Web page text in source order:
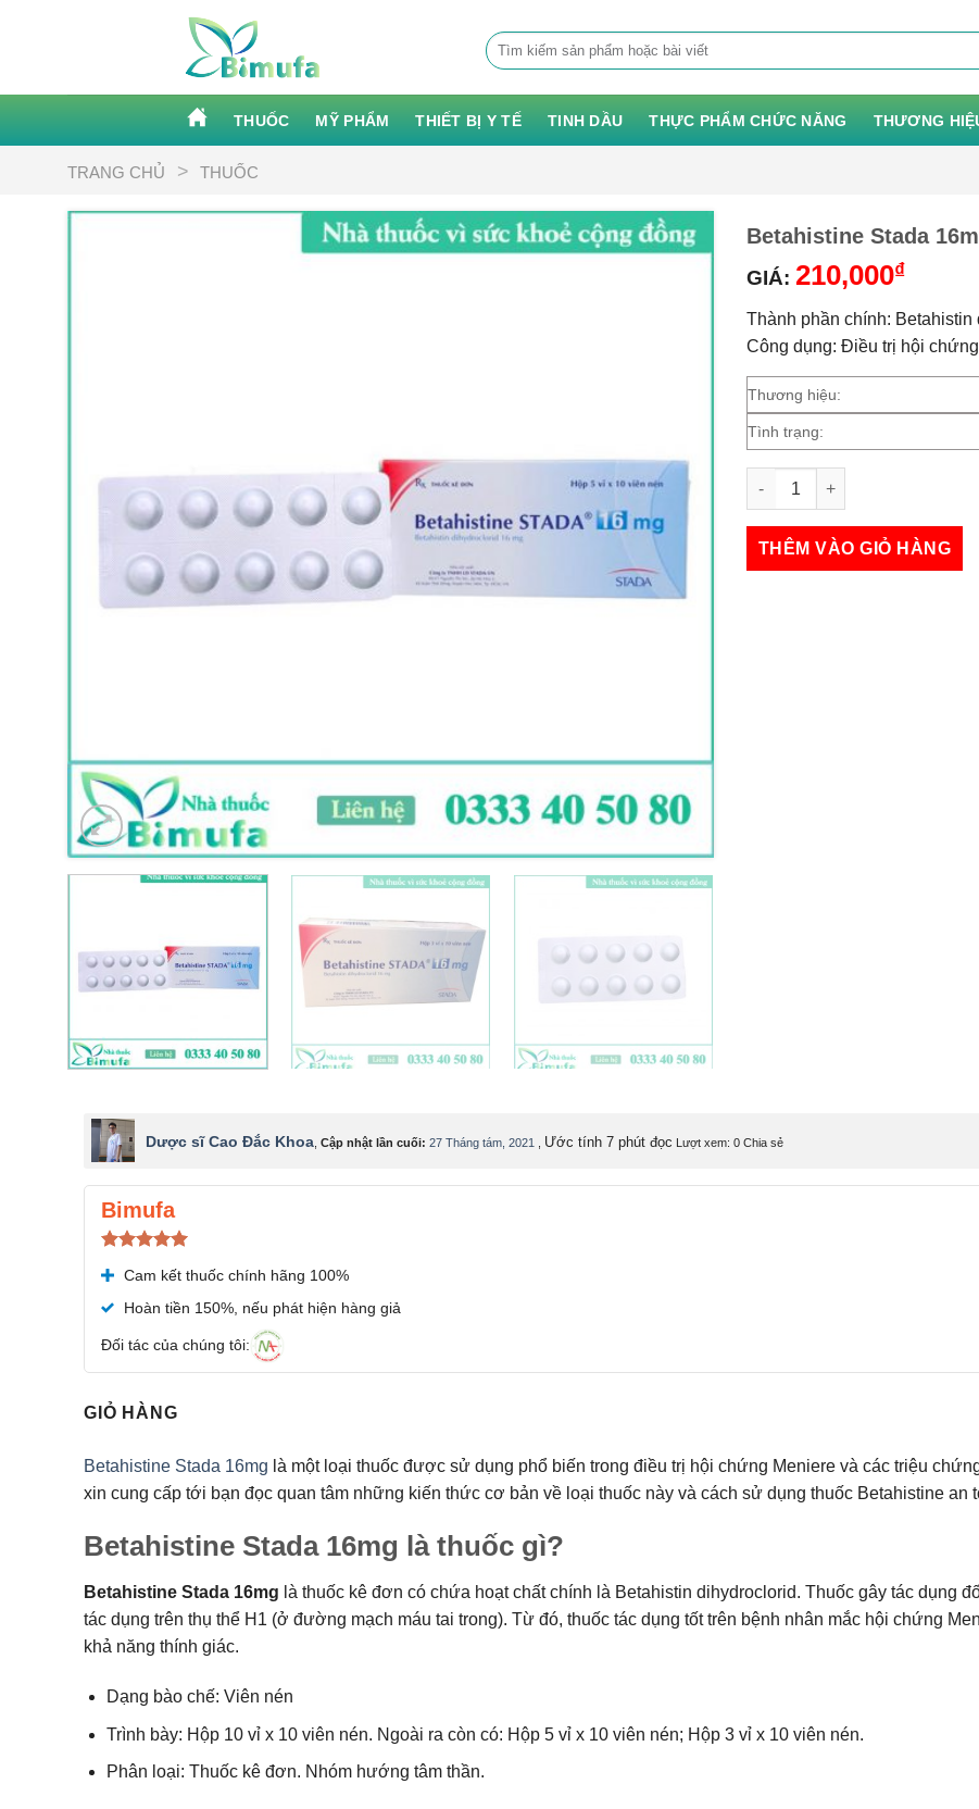
Tìm
kiếm:
THUỐC MỸ PHẨM THIẾT BỊ Y TẾ TINH DẦU THỰC PHẨM CHỨC NĂNG THƯƠNG
TRANG CHỦ > THUỐC
Betahistine Stada
GIÁ: 210,000₫
Thành phần chính: Betahistin
Công dụng: Điều trị hội
Thương hiệu:
Tình trạng:
THÊM VÀO GIỎ HÀNG
Dược sĩ Cao Đắc Khoa, Cập nhật lần cuối: 27 Tháng tám, 2021 , Ước tính 7 phút đọc Lượt xem: 0 Chia sẻ
Bimufa
hạng5.00
5 sao
Cam kết thuốc chính hãng 100%
Hoàn tiền 150%, nếu phát hiện hàng giả
Đối tác của chúng tôi:
GIỎ HÀNG
Betahistine Stada 16mg là một loại thuốc được sử dụng phổ biến trong điều trị hội chứng Meniere và các triệu
xin cung cấp tới bạn đọc quan tâm những kiến thức cơ bản về loại thuốc này và cách sử dụng thuốc Betahistine an
Betahistine Stada 16mg là thuốc gì?
Betahistine Stada 16mg là thuốc kê đơn có chứa hoạt chất chính là Betahistin dihydroclorid. Thuốc gây tác dụng
tác dụng trên thụ thể H1 (ở đường mạch máu tai trong). Từ đó, thuốc tác dụng tốt trên bệnh nhân mắc hội chứng
khả năng thính giác.
Dạng bào chế: Viên nén
Trình bày: Hộp 10 vỉ x 10 viên nén. Ngoài ra còn có: Hộp 5 vỉ x 10 viên nén; Hộp 3 vỉ x 10 viên nén.
Phân loại: Thuốc kê đơn. Nhóm hướng tâm thần.